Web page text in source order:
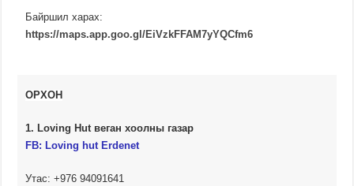
Байршил харах:
https://maps.app.goo.gl/EiVzkFFAM7yYQCfm6
ОРХОН
1. Loving Hut веган хоолны газар
FB: Loving hut Erdenet
Утас: +976 94091641